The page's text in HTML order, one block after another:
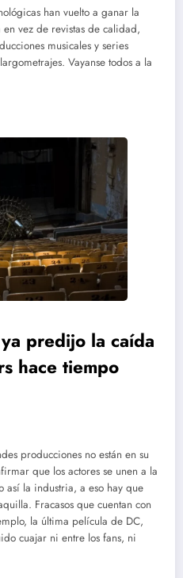
han vuelto a ganar la
vez de revistas de calidad,
musicales y series
Vayanse todos a la
predijo la caída
hace tiempo
producciones no están en su
que los actores se unen a la
así la industria, a eso hay que
Fracasos que cuentan con
la última película de DC,
cuajar ni entre los fans, ni